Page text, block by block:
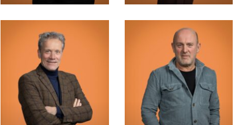
Meer informatie Meer informatie